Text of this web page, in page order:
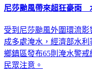
尼莎颱風帶來超狂豪雨
受到尼莎颱風外圍環流
成多處淹水，經濟部水
鄉鎮區發布65則淹水警
民眾注意。